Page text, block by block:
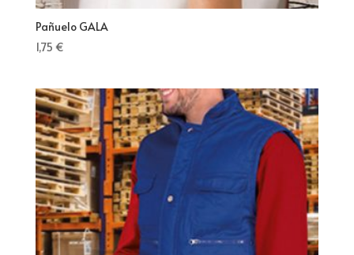
Pañuelo GALA
1,75 €